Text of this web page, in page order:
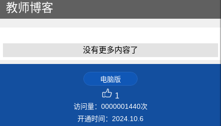
教师博客
没有更多内容了
电脑版
1
访问量： 0000001440次
开通时间： 2024 10 6